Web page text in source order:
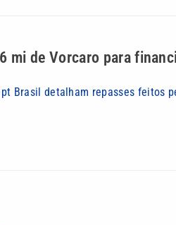
mi de Vorcaro para
Brasil detalham repasses feitos